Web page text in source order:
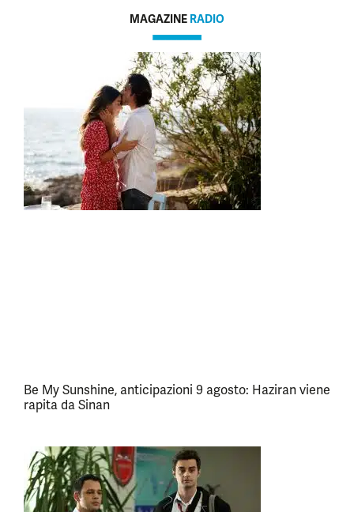
MAGAZINE RADIO
Be My Sunshine, anticipazioni 9 agosto: Haziran viene
rapita da Sinan